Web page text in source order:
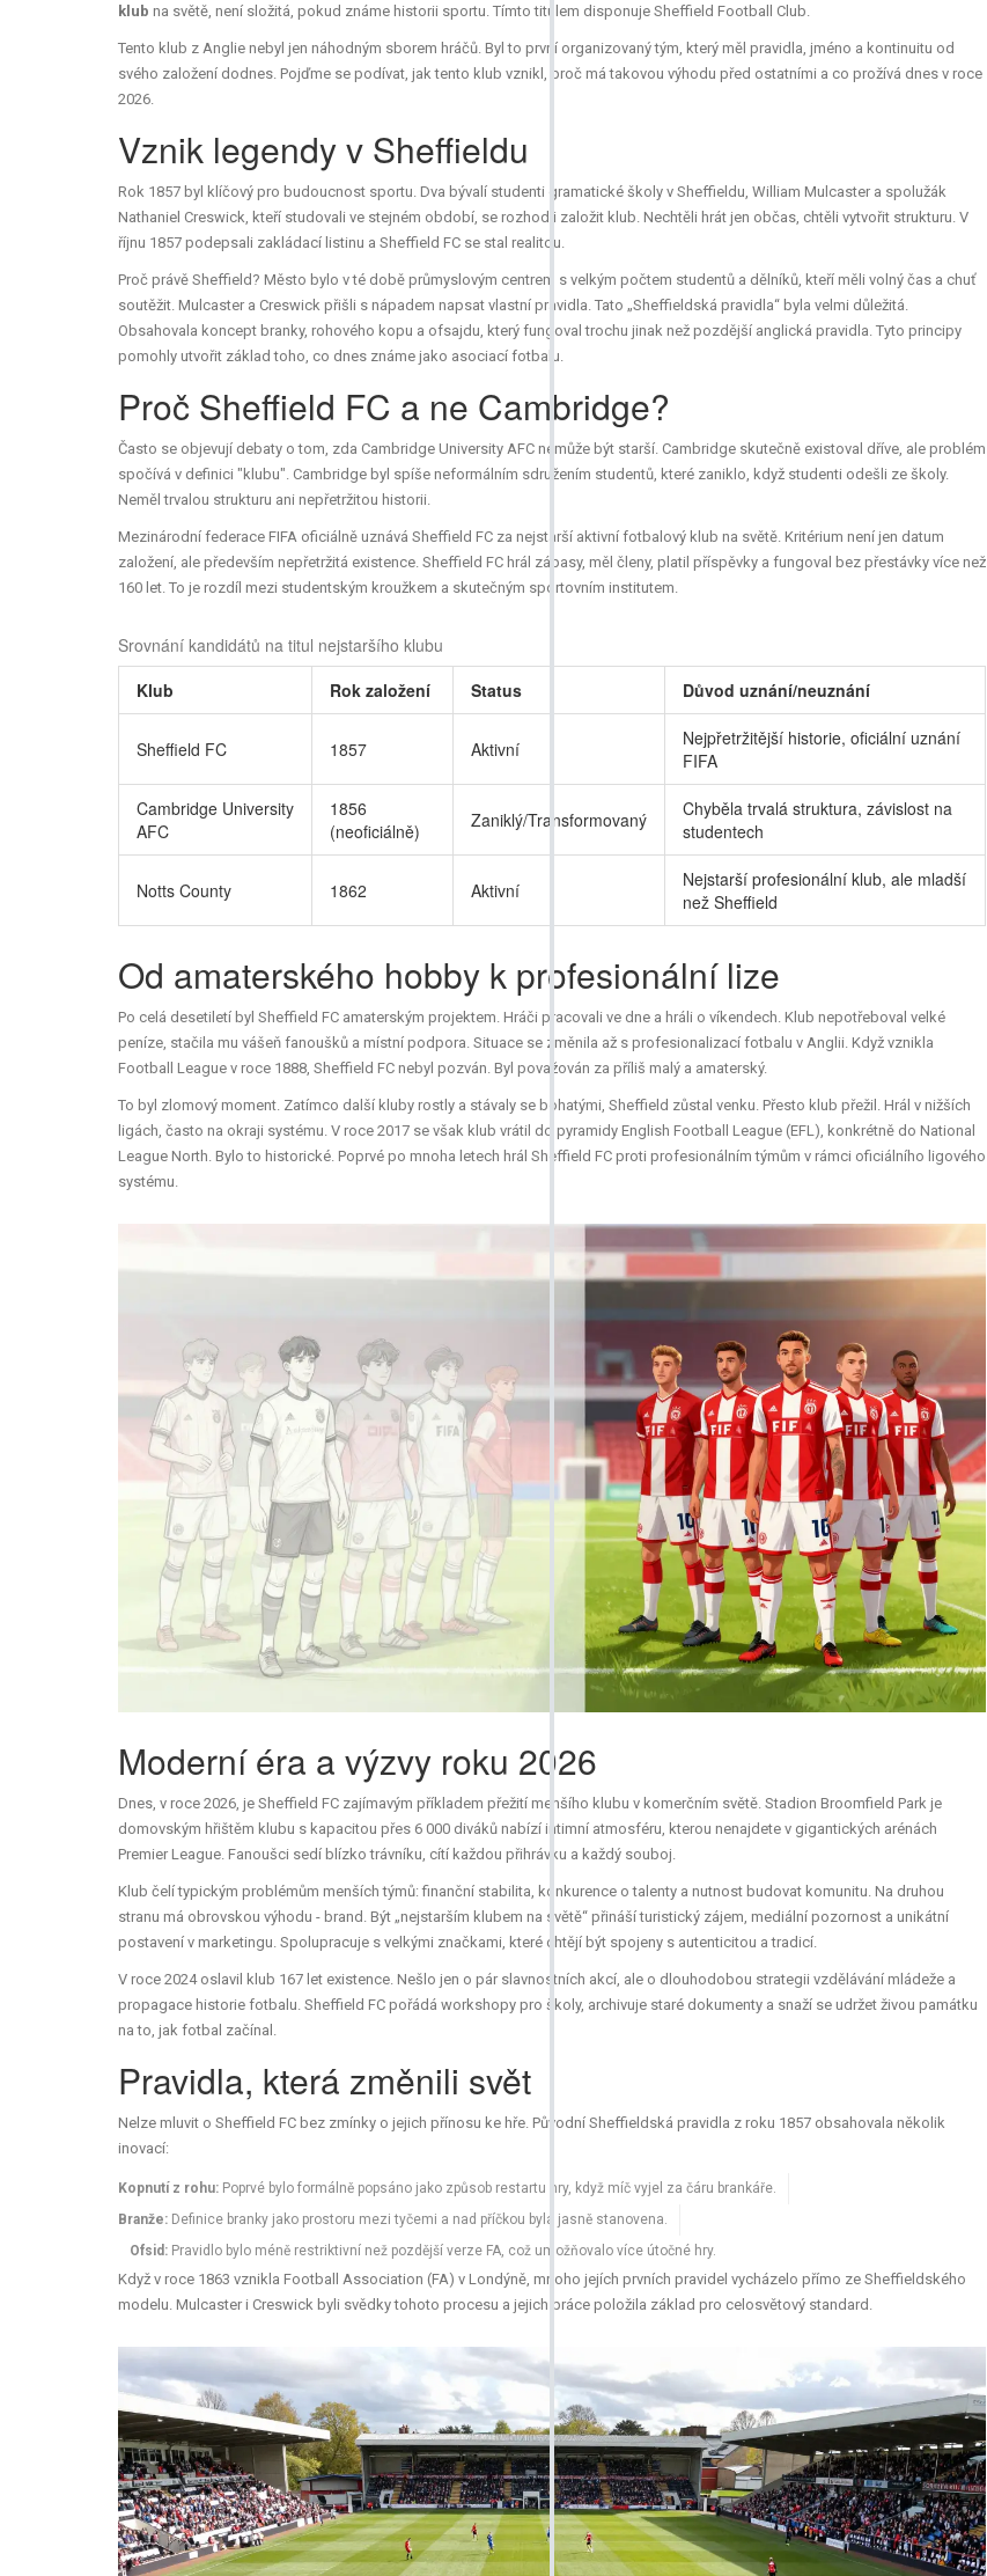
klub na světě, není složitá, pokud známe historii sportu. Tímto titulem disponuje Sheffield Football Club.
Tento klub z Anglie nebyl jen náhodným sborem hráčů. Byl to první organizovaný tým, který měl pravidla, jméno a kontinuitu od
svého založení dodnes. Pojďme se podívat, jak tento klub vznikl, proč má takovou výhodu před ostatními a co prožívá dnes v roce
2026.
Vznik legendy v Sheffieldu
Rok 1857 byl klíčový pro budoucnost sportu. Dva bývalí studenti gramatické školy v Sheffieldu, William Mulcaster a spolužák
Nathaniel Creswick, kteří studovali ve stejném období , se rozhodli založit klub. Nechtěli hrát jen občas, chtěli vytvořit strukturu. V
říjnu 1857 podepsali zakládací listinu a Sheffield FC se stal realitou.
Proč právě Sheffield? Město bylo v té době průmyslovým centrem s velkým počtem studentů a dělníků, kteří měli volný čas a chuť
soutěžit. Mulcaster a Creswick přišli s nápadem napsat vlastní pravidla. Tato „Sheffieldská pravidla“ byla velmi důležitá.
Obsahovala koncept branky, rohového kopu a ofsajdu, který fungoval trochu jinak než pozdější anglická pravidla. Tyto principy
pomohly utvořit základ toho, co dnes známe jako asociací fotbalu.
Proč Sheffield FC a ne Cambridge?
Často se objevují debaty o tom, zda Cambridge University AFC nemůže být starší. Cambridge skutečně existoval dříve, ale problém
spočívá v definici "klubu". Cambridge byl spíše neformálním sdružením studentů, které zaniklo, když studenti odešli ze školy.
Neměl trvalou strukturu ani nepřetržitou historii.
Mezinárodní federace FIFA oficiálně uznává Sheffield FC za nejstarší aktivní fotbalový klub na světě. Kritérium není jen datum
založení, ale především nepřetržitá existence. Sheffield FC hrál zápasy, měl členy, platil příspěvky a fungoval bez přestávky více než
160 let. To je rozdíl mezi studentským kroužkem a skutečným sportovním institutem.
Srovnání kandidátů na titul nejstaršího klubu
Klub
Rok založení Status Důvod uznání/neuznání
Sheffield FC 1857 Aktivní
Nejpřetržitější historie, oficiální uznání
FIFA
Cambridge University
AFC
1856
(neoficiálně)
Zaniklý/Transformovaný
Chyběla trvalá struktura, závislost na
studentech
Notts County 1862 Aktivní
Nejstarší profesionální klub, ale mladší
než Sheffield
Od amaterského hobby k profesionální lize
Po celá desetiletí byl Sheffield FC amaterským projektem. Hráči pracovali ve dne a hráli o víkendech. Klub nepotřeboval velké
peníze, stačila mu vášeň fanoušků a místní podpora. Situace se změnila až s profesionalizací fotbalu v Anglii. Když vznikla
Football League v roce 1888, Sheffield FC nebyl pozván. Byl považován za příliš malý a amaterský.
To byl zlomový moment. Zatímco další kluby rostly a stávaly se bohatými, Sheffield zůstal venku. Přesto klub přežil. Hrál v nižších
ligách, často na okraji systému. V roce 2017 se však klub vrátil do pyramidy English Football League (EFL), konkrétně do National
League North. Bylo to historické. Poprvé po mnoha letech hrál Sheffield FC proti profesionálním týmům v rámci oficiálního ligového
systému.
Moderní éra a výzvy roku 2026
Dnes, v roce 2026, je Sheffield FC zajímavým příkladem přežití menšího klubu v komerčním světě. Stadion Broomfield Park je
domovským hřištěm klubu s kapacitou přes 6 000 diváků nabízí intimní atmosféru, kterou nenajdete v gigantických arénách
Premier League. Fanoušci sedí blízko trávníku, cítí každou přihrávku a každý souboj.
Klub čelí typickým problémům menších týmů: finanční stabilita, konkurence o talenty a nutnost budovat komunitu. Na druhou
stranu má obrovskou výhodu - brand. Být „nejstarším klubem na světě“ přináší turistický zájem, mediální pozornost a unikátní
postavení v marketingu. Spolupracuje s velkými značkami, které chtějí být spojeny s autenticitou a tradicí.
V roce 2024 oslavil klub 167 let existence. Nešlo jen o pár slavnostních akcí, ale o dlouhodobou strategii vzdělávání mládeže a
propagace historie fotbalu. Sheffield FC pořádá workshopy pro školy, archivuje staré dokumenty a snaží se udržet živou památku
na to, jak fotbal začínal.
Pravidla, která změnili svět
Nelze mluvit o Sheffield FC bez zmínky o jejich přínosu ke hře. Původní Sheffieldská pravidla z roku 1857 obsahovala několik
inovací:
Kopnutí z rohu: Poprvé bylo formálně popsáno jako způsob restartu hry, když míč vyjel za čáru brankáře.
Branže: Definice branky jako prostoru mezi tyčemi a nad příčkou byla jasně stanovena.
Ofsid: Pravidlo bylo méně restriktivní než pozdější verze FA, což umožňovalo více útočné hry.
Když v roce 1863 vznikla Football Association (FA) v Londýně, mnoho jejích prvních pravidel vycházelo přímo ze Sheffieldského
modelu. Mulcaster i Creswick byli svědky tohoto procesu a jejich práce položila základ pro celosvětový standard.